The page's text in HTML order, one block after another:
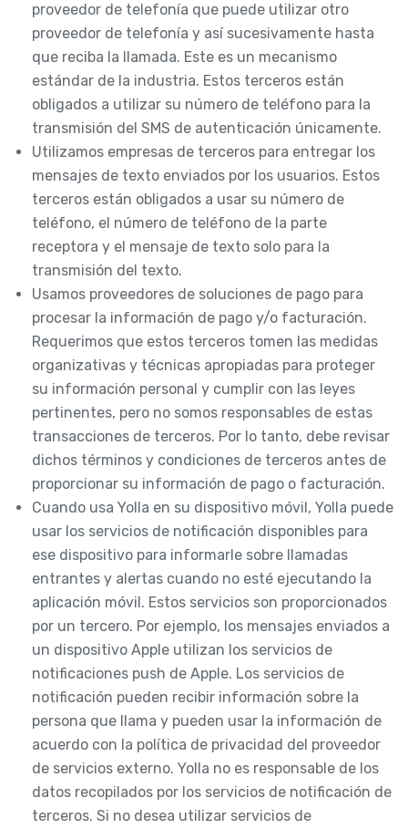
proveedor de telefonía que puede utilizar otro
proveedor de telefonía y así sucesivamente hasta
que reciba la llamada. Este es un mecanismo
estándar de la industria. Estos terceros están
obligados a utilizar su número de teléfono para la
transmisión del SMS de autenticación únicamente.
Utilizamos empresas de terceros para entregar los
mensajes de texto enviados por los usuarios. Estos
terceros están obligados a usar su número de
teléfono, el número de teléfono de la parte
receptora y el mensaje de texto solo para la
transmisión del texto.
Usamos proveedores de soluciones de pago para
procesar la información de pago y/o facturación.
Requerimos que estos terceros tomen las medidas
organizativas y técnicas apropiadas para proteger
su información personal y cumplir con las leyes
pertinentes, pero no somos responsables de estas
transacciones de terceros. Por lo tanto, debe revisar
dichos términos y condiciones de terceros antes de
proporcionar su información de pago o facturación.
Cuando usa Yolla en su dispositivo móvil, Yolla puede
usar los servicios de notificación disponibles para
ese dispositivo para informarle sobre llamadas
entrantes y alertas cuando no esté ejecutando la
aplicación móvil. Estos servicios son proporcionados
por un tercero. Por ejemplo, los mensajes enviados a
un dispositivo Apple utilizan los servicios de
notificaciones push de Apple. Los servicios de
notificación pueden recibir información sobre la
persona que llama y pueden usar la información de
acuerdo con la política de privacidad del proveedor
de servicios externo. Yolla no es responsable de los
datos recopilados por los servicios de notificación de
terceros. Si no desea utilizar servicios de